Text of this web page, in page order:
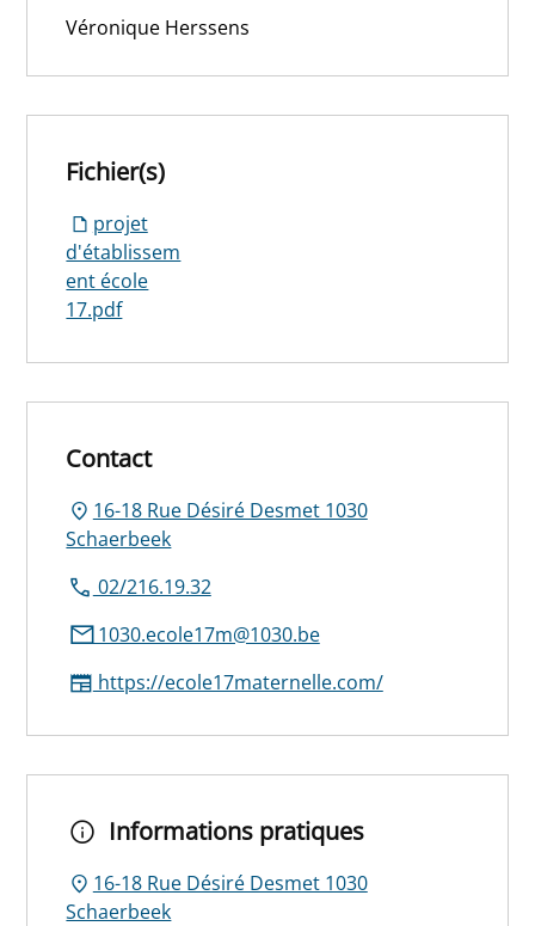
Véronique Herssens
Fichier(s)
projet
d'établissem
ent école
17.pdf
Contact
16-18 Rue Désiré Desmet 1030
Schaerbeek
02/216.19.32
1030.ecole17m@1030.be
https://ecole17maternelle.com/
Informations pratiques
16-18 Rue Désiré Desmet 1030
Schaerbeek